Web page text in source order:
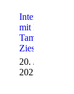
Interview
mit Dr.
Tamara
Zieschang
20. Januar
2023